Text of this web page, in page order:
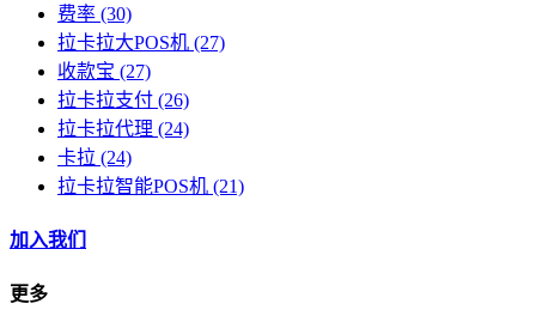
费率 (30)
拉卡拉大POS机 (27)
收款宝 (27)
拉卡拉支付 (26)
拉卡拉代理 (24)
卡拉 (24)
拉卡拉智能POS机 (21)
加入我们
更多